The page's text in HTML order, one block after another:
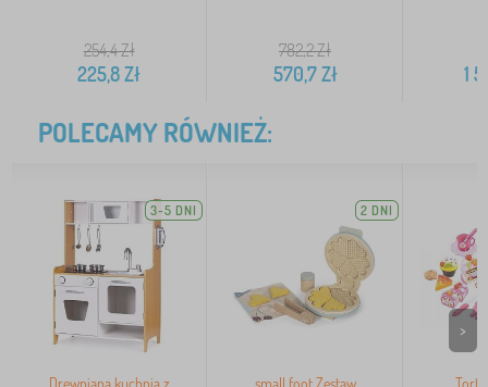
254,4Zł
225,8Zł
782,2Zł
570,7Zł 1
POLECAMY RÓWNIEŻ:
3-5 DNI 2 DNI
>